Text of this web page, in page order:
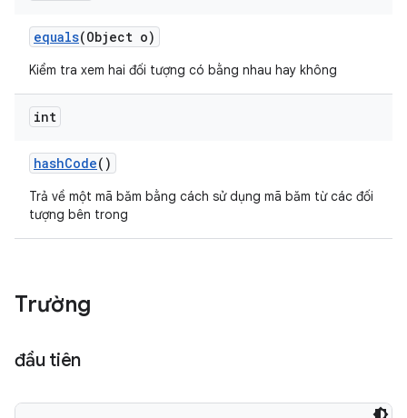
equals(Object o)
Kiểm tra xem hai đối tượng có bằng nhau hay không
int
hashCode()
Trả về một mã băm bằng cách sử dụng mã băm từ các đối
tượng bên trong
Trường
đầu tiên